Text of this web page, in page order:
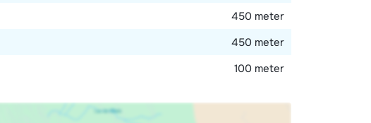
450 meter
450 meter
100 meter